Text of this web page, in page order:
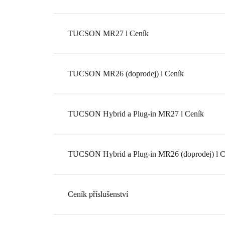
TUCSON MR27 l Ceník
TUCSON MR26 (doprodej) l Ceník
TUCSON Hybrid a Plug-in MR27 l Ceník
TUCSON Hybrid a Plug-in MR26 (doprodej) l
Ceník příslušenství